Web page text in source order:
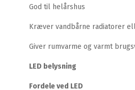
God til helårshus
Kræver vandbårne radiatorer
Giver rumvarme og varmt
LED belysning
Fordele ved LED